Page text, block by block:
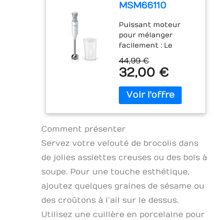
mixage optimales
CONTRÔLER :
poignée
ergonomique avec
déclenchement
progressif de deux
vitesses, afin de
maîtriser la texture
de vos préparations
un pied anti-
éclaboussure
votre plan de travail
de la cuisine propre.
Il est compatible au
REPARABILITE 15 ANS
AU JUSTE PRIX :
MSM66110
Mixeur
plongeant, 2
vitesses
Puissant moteur
pour mélanger
facilement : Le
moteur de 600W
mixe sans effort les
ingrédients les plus
durs ; préparez de
nombreuses
large gamme
d’accessoires
Contrôle aisé d’une
seule main : 2
vitesses et bouton
turbo pour un
ajustez facilement la
puissance pour un
44,99 €
32,00 €
Comment présenter
Servez votre velouté de brocolis dans
de jolies assiettes creuses ou des bols à
soupe. Pour une touche esthétique,
ajoutez quelques graines de sésame ou
des croûtons à l’ail sur le dessus.
Utilisez une cuillère en porcelaine pour